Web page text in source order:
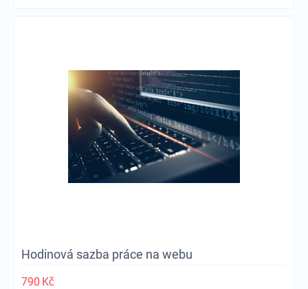
Hodinová sazba práce na webu
790 Kč